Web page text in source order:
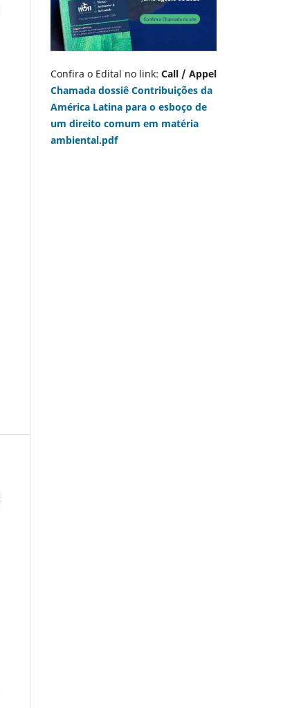
Confira o Edital no link: Call / Appel
Chamada dossiê Contribuições da
América Latina para o esboço de
um direito comum em matéria
ambiental.pdf